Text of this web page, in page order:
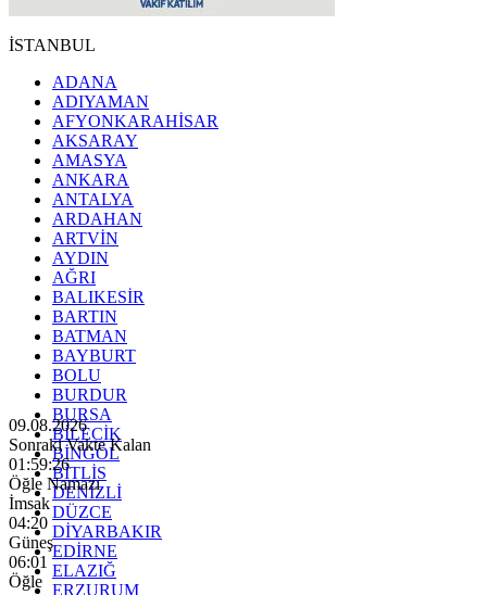
İSTANBUL
ADANA
ADIYAMAN
AFYONKARAHİSAR
AKSARAY
AMASYA
ANKARA
ANTALYA
ARDAHAN
ARTVİN
AYDIN
AĞRI
BALIKESİR
BARTIN
BATMAN
BAYBURT
BOLU
BURDUR
BURSA
BİLECİK
BİNGÖL
BİTLİS
DENİZLİ
DÜZCE
DİYARBAKIR
EDİRNE
ELAZIĞ
ERZURUM
09.08.2026
Sonraki Vakte Kalan
01:59:24
Öğle Namazı
İmsak
04:20
Güneş
06:01
Öğle